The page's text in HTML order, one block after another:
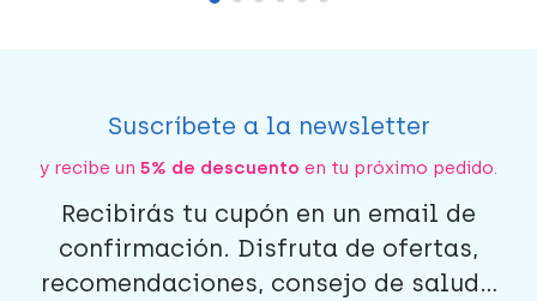
Suscríbete a la newsletter
y recibe un 5% de descuento en tu próximo pedido.
Recibirás tu cupón en un email de
confirmación. Disfruta de ofertas,
recomendaciones, consejo de salud...